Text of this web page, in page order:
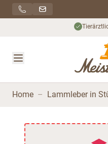
Direkt zum Inhalt
Home – Lammleber in